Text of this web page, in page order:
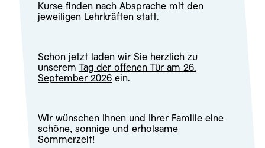
Kurse finden nach Absprache mit den
jeweiligen Lehrkräften statt.
Schon jetzt laden wir Sie herzlich zu
unserem Tag der offenen Tür am 26.
September 2026ein.
Wir wünschen Ihnen und Ihrer Familie eine
schöne, sonnige und erholsame
Sommerzeit!